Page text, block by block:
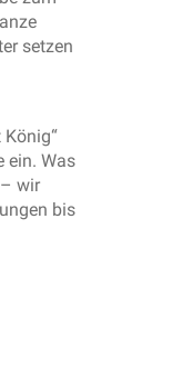
setzen
ein. Was
wir
bis